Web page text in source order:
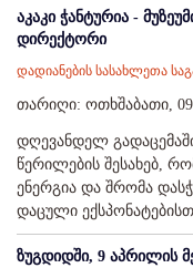
აკაკი ჭანტურია -
დირექტორი
დადიანების სასახლეთა
თარიღი: ოთხშაბათი,
დღევანდელ
წერილების შესახებ,
ენერგია და შრომა
დაცული
ზუგდიდში, 9 აპრილის